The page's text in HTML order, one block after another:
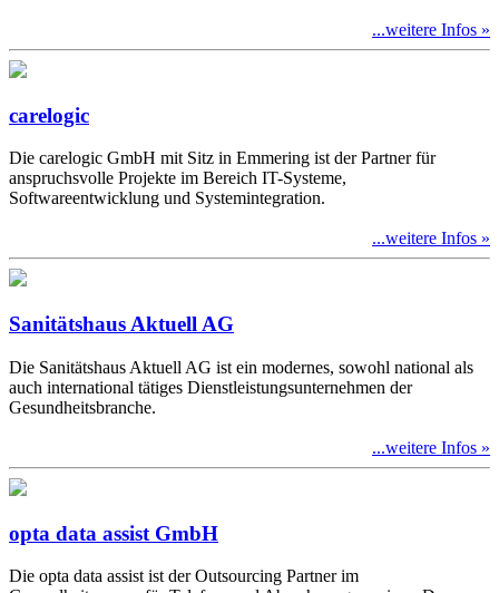
...weitere Infos »
carelogic
Die carelogic GmbH mit Sitz in Emmering ist der Partner für
anspruchsvolle Projekte im Bereich IT-Systeme,
Softwareentwicklung und Systemintegration.
...weitere Infos »
Sanitätshaus Aktuell AG
Die Sanitätshaus Aktuell AG ist ein modernes, sowohl national als
auch international tätiges Dienstleistungsunternehmen der
Gesundheitsbranche.
...weitere Infos »
opta data assist GmbH
Die opta data assist ist der Outsourcing Partner im